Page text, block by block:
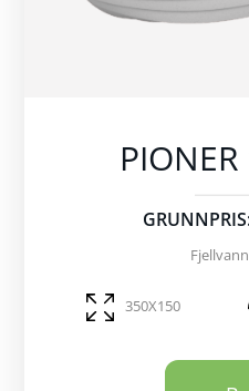
PIONER
350X150